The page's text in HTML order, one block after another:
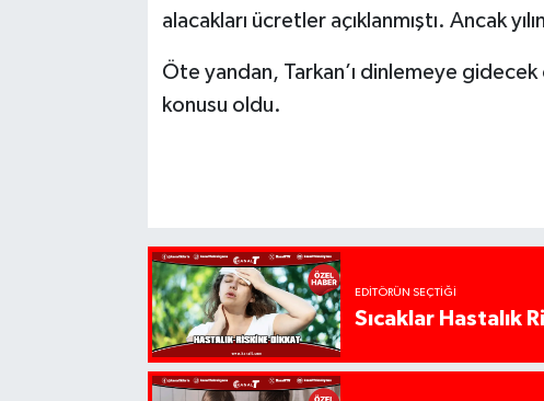
alacakları ücretler açıklanmıştı. Ancak
Öte yandan, Tarkan’ı dinlemeye
konusu oldu.
EDITÖRÜN SEÇTIĞI
Sıcaklar Hastalık